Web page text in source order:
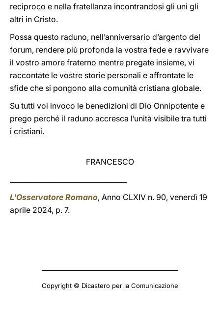
reciproco e nella fratellanza incontrandosi gli uni gli
altri in Cristo.
Possa questo raduno, nell’anniversario d’argento del
forum, rendere più profonda la vostra fede e ravvivare
il vostro amore fraterno mentre pregate insieme, vi
raccontate le vostre storie personali e affrontate le
sfide che si pongono alla comunità cristiana globale.
Su tutti voi invoco le benedizioni di Dio Onnipotente e
prego perché il raduno accresca l’unità visibile tra tutti
i cristiani.
FRANCESCO
L'Osservatore Romano, Anno CLXIV n. 90, venerdì 19
aprile 2024, p. 7.
Copyright © Dicastero per la Comunicazione